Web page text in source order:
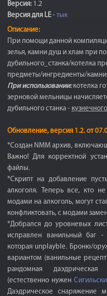
Версия: 1.2
Версия для LE- тык
Описание:
При помощи данной
зелья, камни душ и хлам при
дубильного_станка/котелка
предметы/ингредиенты/камни
При использовании:котелка
зерновой мельницы
дубильного станка -
Обновление, версия 1.2. от
*Создан NMM архив,
Важно! Для корректной
файлы.
*Скрипт на добавление
алкоголя. Теперь все, кто
модами на алкоголь, могут
конфликтовать, с модами
*Добрался до уровневых
исправлен ванильный баг
которая unplayble. Броню/
вариантом (ванильные
рандомная даэдрическая
(естественно нужен
Даэдрическое снаряжение